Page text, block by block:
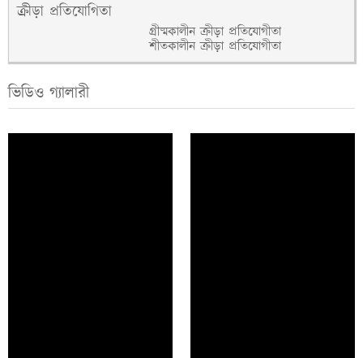
ক্রীড়া প্রতিযোগিতা
গ্রীষ্মকালীন ক্রীড়া প্রতিযোগীতা
শীতকালীন ক্রীড়া প্রতিযোগীতা
ভিডিও গ্যালারী